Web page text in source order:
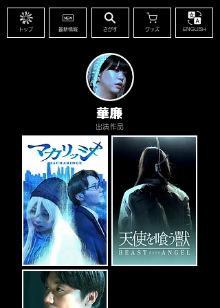
トップ 最新情報 さがす グッズ ENGLISH
華廉
出演作品